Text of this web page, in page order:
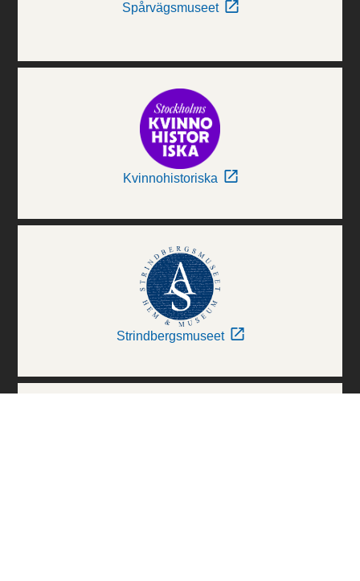
Spårvägsmuseet
Kvinnohistoriska
Strindbergsmuseet